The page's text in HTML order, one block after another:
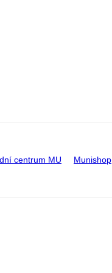
centrum MU Munishop